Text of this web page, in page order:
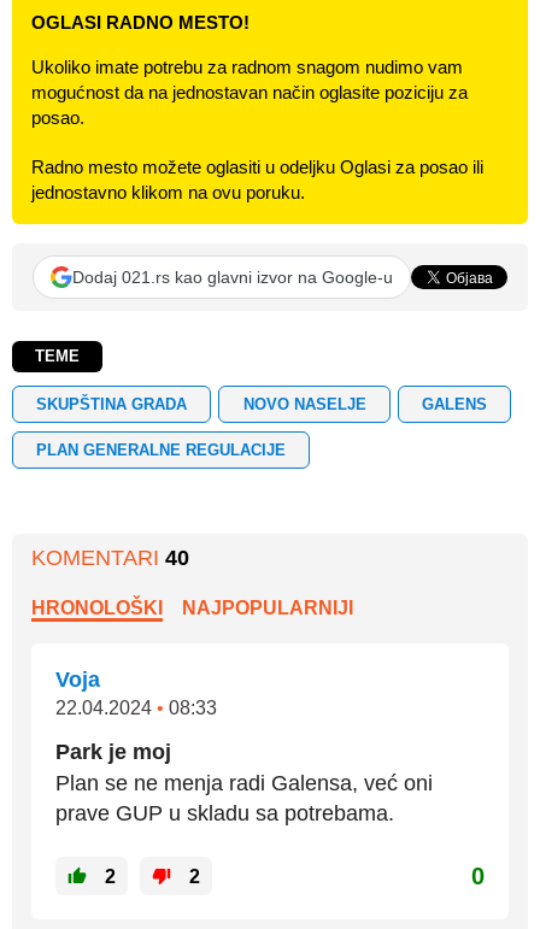
OGLASI RADNO MESTO!
Ukoliko imate potrebu za radnom snagom nudimo vam
mogućnost da na jednostavan način oglasite poziciju za
posao.
Radno mesto možete oglasiti u odeljku Oglasi za posao ili
jednostavno klikom na ovu poruku.
Dodaj 021.rs kao glavni izvor na Google-u
TEME
SKUPŠTINA GRADA NOVO NASELJE GALENS
PLAN GENERALNE REGULACIJE
KOMENTARI 40
HRONOLOŠKI NAJPOPULARNIJI
Voja
22.04.2024 • 08:33
Park je moj
Plan se ne menja radi Galensa, već oni
prave GUP u skladu sa potrebama.
2 2 0